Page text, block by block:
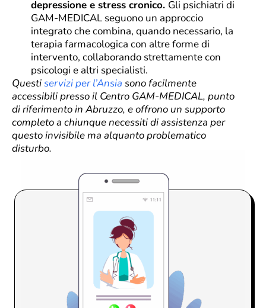
depressione e stress cronico. Gli psichiatri di
GAM-MEDICAL seguono un approccio
integrato che combina, quando necessario, la
terapia farmacologica con altre forme di
intervento, collaborando strettamente con
psicologi e altri specialisti.
Questiservizi per l’Ansia sono facilmente
accessibili presso il Centro GAM-MEDICAL, punto
di riferimento in Abruzzo, e offrono un supporto
completo a chiunque necessiti di assistenza per
questo invisibile ma alquanto problematico
disturbo.